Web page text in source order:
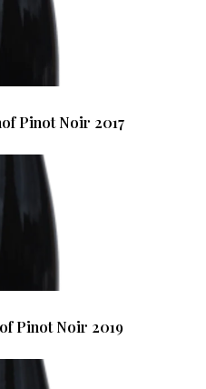
Pinot Noir 2017
Pinot Noir 2019